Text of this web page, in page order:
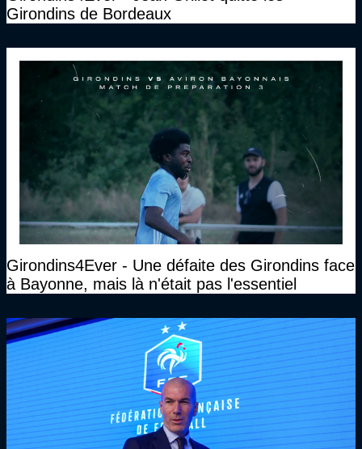
Girondins de Bordeaux
Girondins4Ever - Une défaite des Girondins face
à Bayonne, mais là n'était pas l'essentiel